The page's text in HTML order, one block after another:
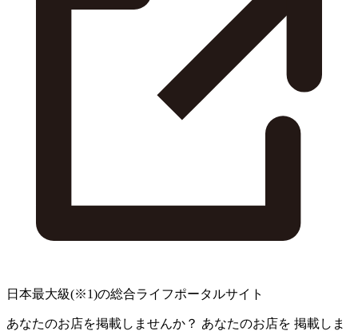
日本最大級(※1)の総合ライフポータルサイト
あなたのお店を掲載しませんか？ あなたのお店を 掲載しま